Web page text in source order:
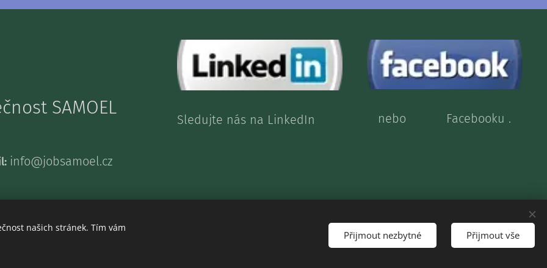
SAMOEL
info@jobsamoel.cz
Sledujte nás na LinkedIn nebo Facebooku .
našich stránek. Tím vám
Přijmout nezbytné Přijmout vše